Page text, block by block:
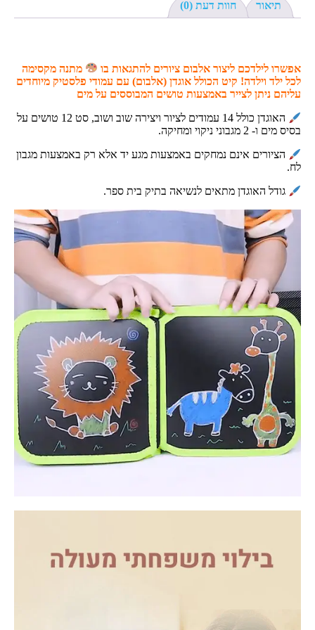
תיאור חוות דעת (0)
אפשרו לילדכם ליצור אלבום ציורים להתגאות בו
מתנה מקסימה
לכל ילד וילדה! קיט הכולל אוגדן (אלבום) עם עמודי פלסטיק מיוחדים
עליהם ניתן לצייר באמצעות טושים המבוססים על מים
האוגדן כולל 14 עמודים לציור ויצירה שוב ושוב, סט 12 טושים על
בסיס מים ו- 2 מגבוני ניקוי ומחיקה.
הציורים אינם נמחקים באמצעות מגע יד אלא רק באמצעות מגבון
לח.
גודל האוגדן מתאים לנשיאה בתיק בית ספר.